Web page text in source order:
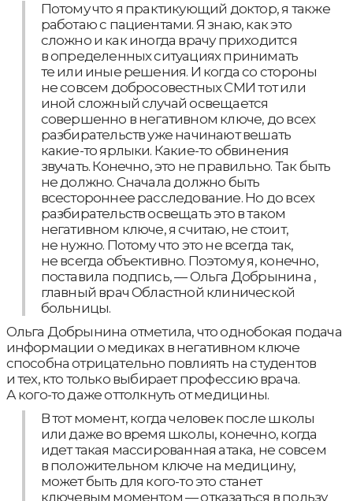
Потому что я практикующий доктор, я также
работаю с пациентами. Я знаю, как это
сложно и как иногда врачу приходится
в определенных ситуациях принимать
те или иные решения. И когда со стороны
не совсем добросовестных СМИ тот или
иной сложный случай освещается
совершенно в негативном ключе, до всех
разбирательств уже начинают вешать
какие-то ярлыки. Какие-то обвинения
звучать. Конечно, это не правильно. Так быть
не должно. Сначала должно быть
всестороннее расследование. Но до всех
разбирательств освещать это в таком
негативном ключе, я считаю, не стоит,
не нужно. Потому что это не всегда так,
не всегда объективно. Поэтому я, конечно,
поставила подпись, — Ольга Добрынина ,
главный врач Областной клинической
больницы.
Ольга Добрынина отметила, что однобокая подача
информации о медиках в негативном ключе
способна отрицательно повлиять на студентов
и тех, кто только выбирает профессию врача.
А кого-то даже оттолкнуть от медицины.
В тот момент, когда человек после школы
или даже во время школы, конечно, когда
идет такая массированная атака, не совсем
в положительном ключе на медицину,
может быть для кого-то это станет
ключевым моментом — отказаться в пользу